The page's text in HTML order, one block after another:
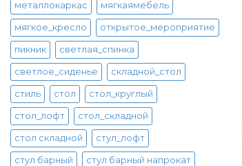
металлокаркас мягкаямебель
мягкое_кресло открытое_мероприятие
пикник светлая_спинка
светлое_сиденье складной_стол
стиль стол стол_круглый
стол_лофт стол_складной
стол складной стул_лофт
стул барный стул барный напрокат